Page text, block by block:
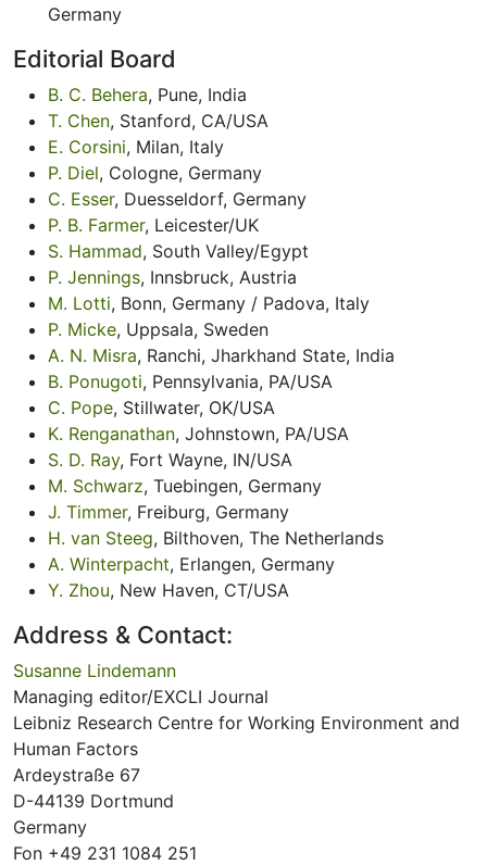
Germany
Editorial Board
B. C. Behera, Pune, India
T. Chen, Stanford, CA/USA
E. Corsini, Milan, Italy
P. Diel, Cologne, Germany
C. Esser, Duesseldorf, Germany
P. B. Farmer, Leicester/UK
S. Hammad, South Valley/Egypt
P. Jennings, Innsbruck, Austria
M. Lotti, Bonn, Germany / Padova, Italy
P. Micke, Uppsala, Sweden
A. N. Misra, Ranchi, Jharkhand State, India
B. Ponugoti, Pennsylvania, PA/USA
C. Pope, Stillwater, OK/USA
K. Renganathan, Johnstown, PA/USA
S. D. Ray, Fort Wayne, IN/USA
M. Schwarz, Tuebingen, Germany
J. Timmer, Freiburg, Germany
H. van Steeg, Bilthoven, The Netherlands
A. Winterpacht, Erlangen, Germany
Y. Zhou, New Haven, CT/USA
Address & Contact:
Susanne Lindemann
Managing editor/EXCLI Journal
Leibniz Research Centre for Working Environment and
Human Factors
Ardeystraße 67
D-44139 Dortmund
Germany
Fon +49 231 1084 251